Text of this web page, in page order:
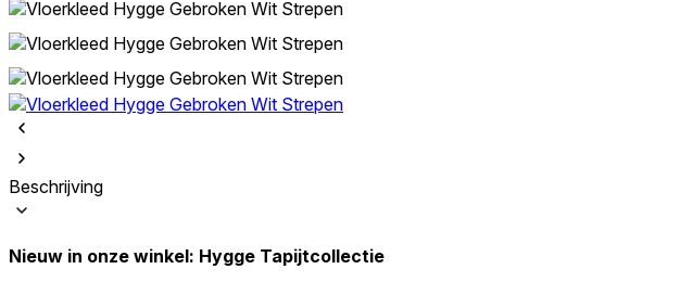
Beschrijving
Nieuw in onze winkel: Hygge Tapijtcollectie